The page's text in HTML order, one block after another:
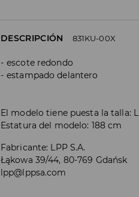
DESCRIPCIÓN 831KU-00X
escote redondo
estampado delantero
El modelo tiene puesta la talla: L
Estatura del modelo: 188 cm
Fabricante: LPP S.A.
Łąkowa 39/44, 80-769 Gdańsk
lpp@lppsa.com